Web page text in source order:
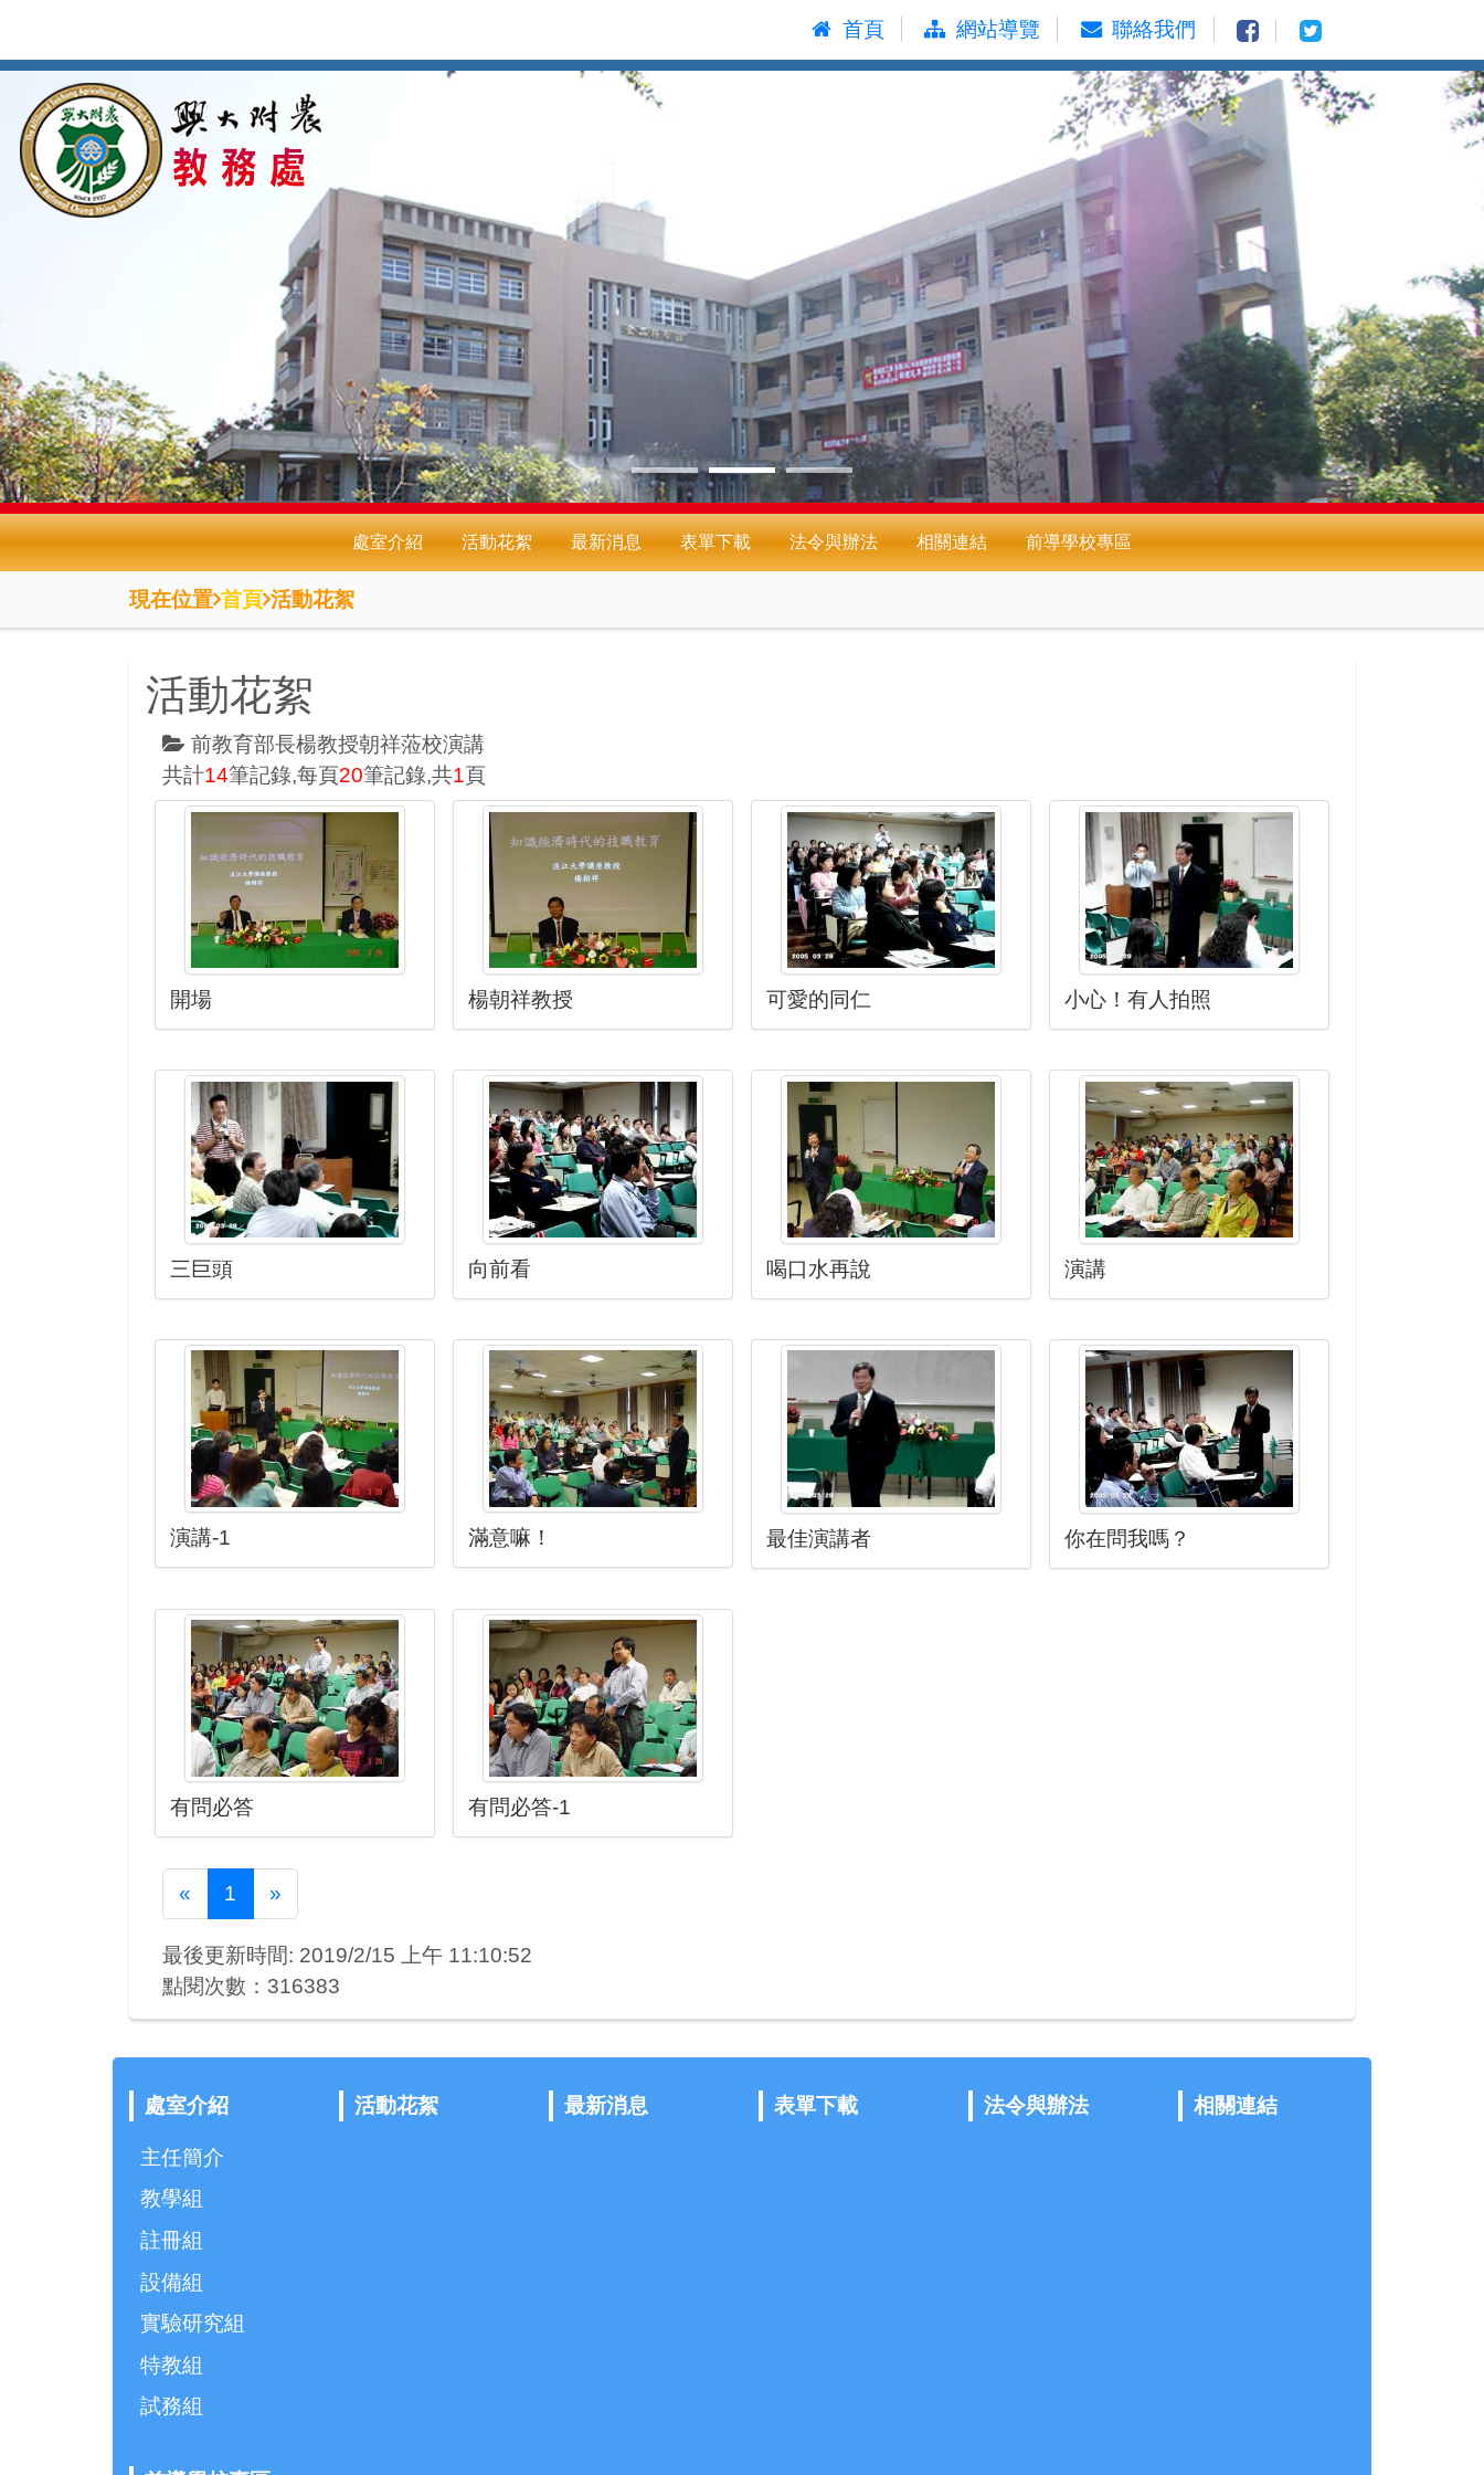
要
內
首頁 網站導覽 聯絡我們
處室介紹 活動花絮 最新消息 表單下載 法令與辦法 相關連結 前導學校專區
現在位置 首頁 活動花絮
活動花絮
前教育部長楊教授朝祥蒞校演講
共計14筆記錄,每頁20筆記錄,共1頁
開場 楊朝祥教授 可愛的同仁 小心！有人拍照
三巨頭 向前看 喝口水再說 演講
演講-1 滿意嘛！ 最佳演講者 你在問我嗎？
有問必答 有問必答-1
« Previous
1 »Next
最後更新時間: 2019/2/15 上午 11:10:52
點閱次數：316383
處室介紹
主任簡介
教學組
註冊組
設備組
實驗研究組
特教組
試務組
活動花絮 最新消息 表單下載 法令與辦法 相關連結